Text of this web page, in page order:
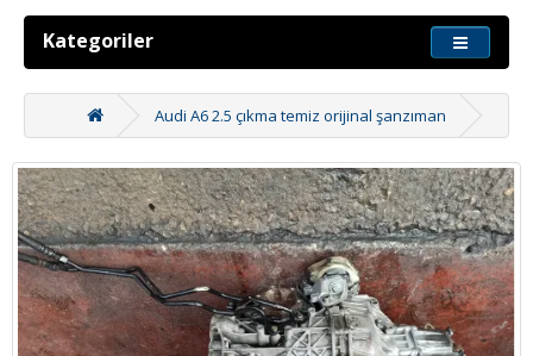
Kategoriler
Audi A6 2.5 çıkma temiz orijinal şanzıman